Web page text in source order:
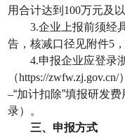
用合计达到 100万元及以
3.企业上报前须经
告，核减口径见附件5
4.申报企业应登录
（https://zwfw.zj.gov.cn/
–“加计扣除”填报研发
录）。
三、申报方式